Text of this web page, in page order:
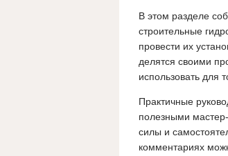
В этом разделе
строительные
провести их
делятся своими
использовать для
Практичные
полезными
силы и
комментариях